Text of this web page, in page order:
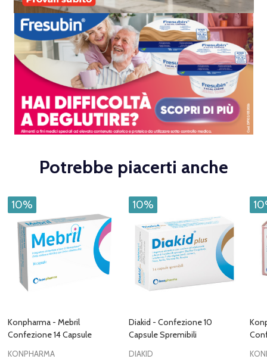
Potrebbe piacerti anche
10%
Konpharma - Mebril
Confezione 14 Capsule
KONPHARMA
10%
Diakid - Confezione 10
Capsule Spremibili
DIAKID